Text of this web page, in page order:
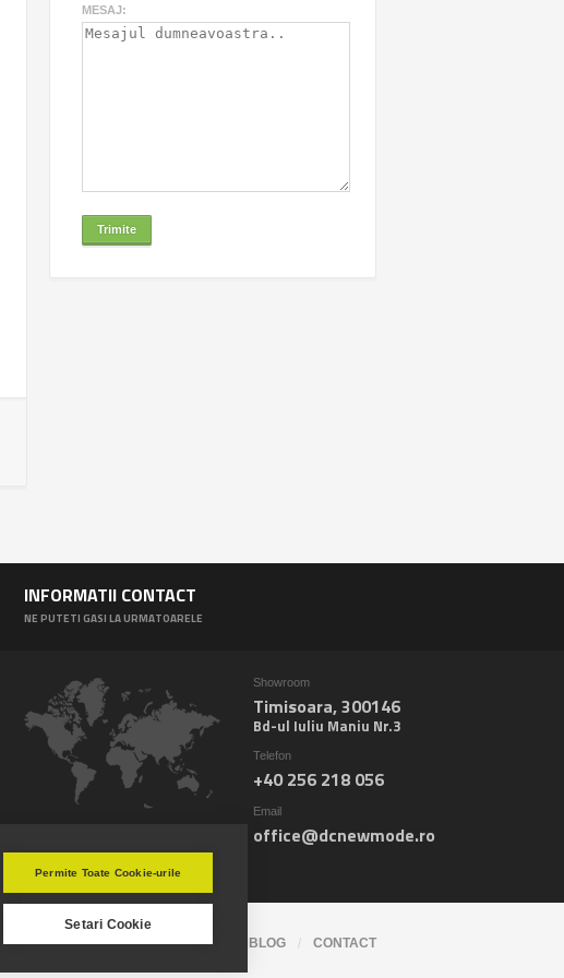
MESAJ:
INFORMATII CONTACT
NE PUTETI GASI LA URMATOARELE
Showroom
Timisoara, 300146
Bd-ul Iuliu Maniu Nr.3
Telefon
+40 256 218 056
Email
office@dcnewmode.ro
STICLA LEMN PORTOFOLIU BLOG CONTACT
Permite Toate Cookie-urile
Setari Cookie